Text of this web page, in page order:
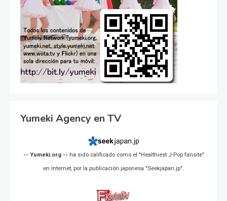
Yumeki Agency en TV
-- Yumeki.org -- ha sido calificado como el "Healthiest J-Pop fansite"
en Internet, por la publicación japonesa "Seekjapan.jp".